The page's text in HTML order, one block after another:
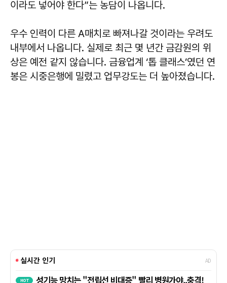
이라도 넣어야 한다”는 농담이 나옵니다.
우수 인력이 다른 A매치로 빠져나갈 것이라는 우려도
내부에서 나옵니다. 실제로 최근 몇 년간 금감원의 위
상은 예전 같지 않습니다. 금융업계 ‘톱 클래스’였던 연
봉은 시중은행에 밀렸고 업무강도는 더 높아졌습니다.